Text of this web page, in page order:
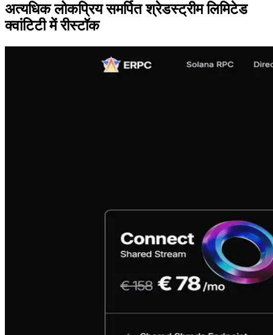
अत्यधिक लोकप्रिय समर्पित श्रेडस्ट्रीम लिमिटेड
क्वांटिटी में रीस्टॉक